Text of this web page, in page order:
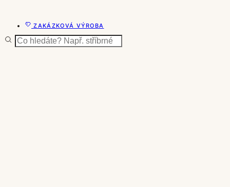
ZAKÁZKOVÁ VÝROBA